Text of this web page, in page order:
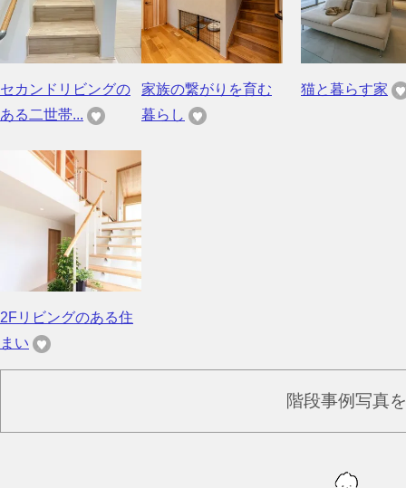
セカンドリビングの
ある二世帯...
家族の繋がりを育む
暮らし
猫と暮らす家
2Fリビングのある住
まい
階段事例写真